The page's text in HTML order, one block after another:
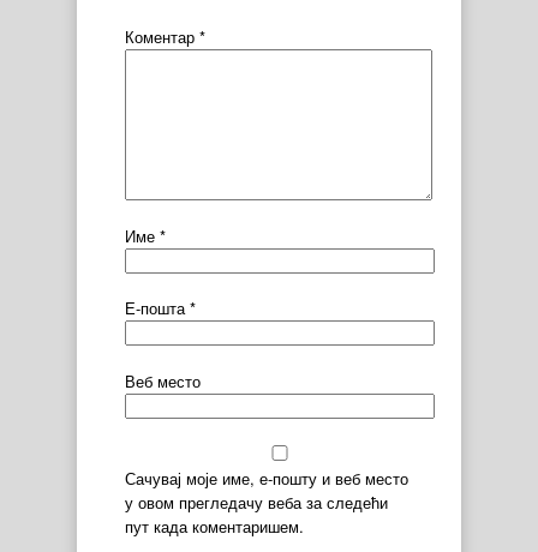
Коментар *
Име *
Е-пошта*
Веб место
Сачувај моје име, е-пошту и веб место
у овом прегледачу веба за следећи
пут када коментаришем.